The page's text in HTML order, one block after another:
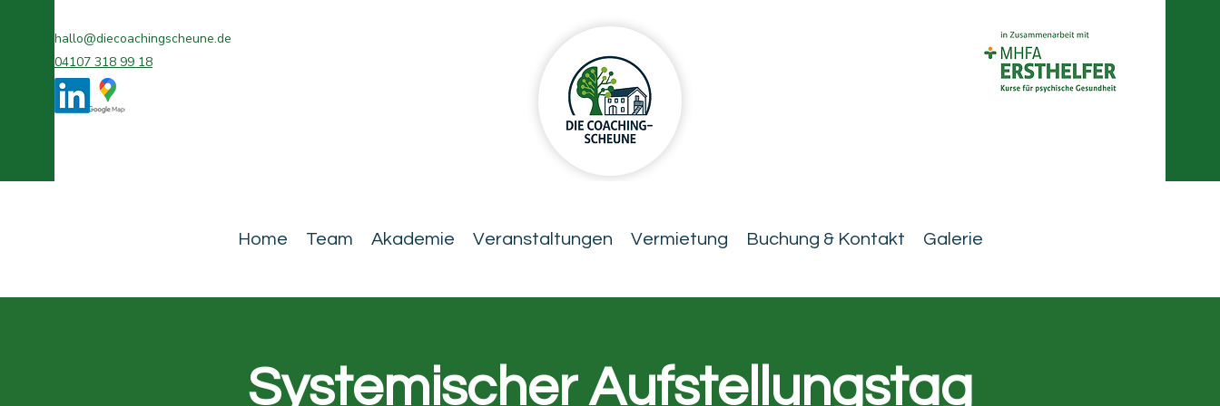
hallo@diecoachingscheune.de
04107 318 99 18
Home Team Akademie Veranstaltungen Vermietung Buchung & Kontakt Galerie
Systemischer Aufstellungstag